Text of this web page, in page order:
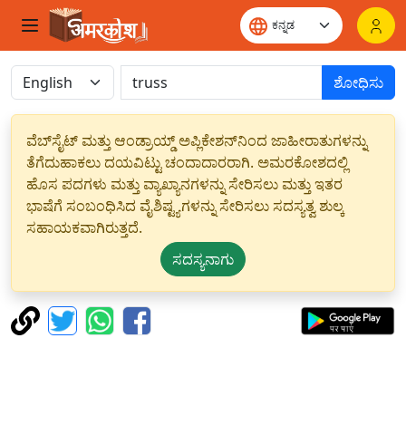
ಶೋಧಿಸು
ವೆಬ್‌ಸೈಟ್ ಮತ್ತು ಆಂಡ್ರಾಯ್ಡ್ ಅಪ್ಲಿಕೇಶನ್‌ನಿಂದ ಜಾಹೀರಾತುಗಳನ್ನು
ತೆಗೆದುಹಾಕಲು ದಯವಿಟ್ಟು ಚಂದಾದಾರರಾಗಿ. ಅಮರಕೋಶದಲ್ಲಿ
ಹೊಸ ಪದಗಳು ಮತ್ತು ವ್ಯಾಖ್ಯಾನಗಳನ್ನು ಸೇರಿಸಲು ಮತ್ತು ಇತರ
ಭಾಷೆಗೆ ಸಂಬಂಧಿಸಿದ ವೈಶಿಷ್ಟ್ಯಗಳನ್ನು ಸೇರಿಸಲು ಸದಸ್ಯತ್ವ ಶುಲ್ಕ
ಸಹಾಯಕವಾಗಿರುತ್ತದೆ.
ಸದಸ್ಯನಾಗು